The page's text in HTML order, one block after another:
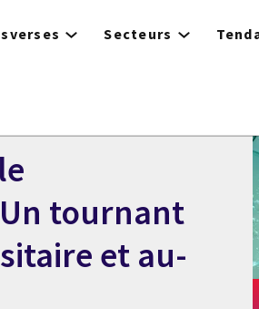
Secteurs
tournant
et au-